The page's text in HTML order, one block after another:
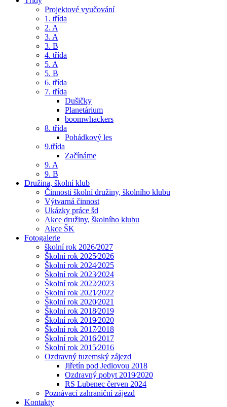
Projektové vyučování
1. třída
2. A
3. A
3. B
4. třída
5. A
5. B
6. třída
7. třída
Dušičky
Planetárium
boomwhackers
8. třída
Pohádkový les
9.třída
Začínáme
9. A
9. B
Družina, školní klub
Činnosti školní družiny, školního klubu
Výtvarná činnost
Ukázky práce šd
Akce družiny, školního klubu
Akce ŠK
Fotogalerie
školní rok 2026/2027
Školní rok 2025⁄2026
Školní rok 2024⁄2025
Školní rok 2023⁄2024
Školní rok 2022⁄2023
Školní rok 2021⁄2022
Školní rok 2020⁄2021
Školní rok 2018⁄2019
Školní rok 2019⁄2020
Školní rok 2017⁄2018
Školní rok 2016⁄2017
Školní rok 2015⁄2016
Ozdravný tuzemský zájezd
Jiřetín pod Jedlovou 2018
Ozdravný pobyt 2019⁄2020
RS Lubenec červen 2024
Poznávací zahraniční zájezd
Kontakty